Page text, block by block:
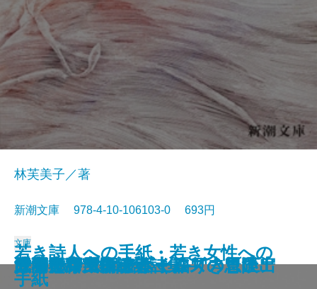
人形の家
恐怖の谷
蟹工船・党生活者
マルテの手記
武蔵野夫人
緋色の研究
ツァラトストラかく語りき〔下〕
シャーロック・ホームズの帰還
サロメ・ウィンダミア卿夫人の扇
浮雲
林芙美子／著
新潮文庫 978-4-10-106103-0 693円
文庫
大和古寺風物誌
シャーロック・ホームズの冒険
シャーロック・ホームズの思い出
ジェーン・エア〔上〕
若き詩人への手紙・若き女性への
手紙
ツァラトストラかく語りき〔上〕
武者小路実篤詩集
はつ恋
海潮音―上田敏訳詩集―
人間失格